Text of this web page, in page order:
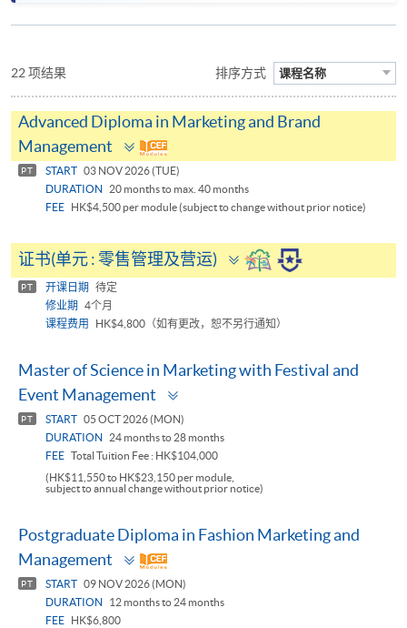
22 项结果 排序方式 课程名称
Advanced Diploma in Marketing and Brand
Management
Toggle
panel
PT START 03 NOV 2026 (TUE)
DURATION
20 months to max. 40 months
FEE
HK$4,500 per module (subject to change without prior notice)
证书(单元 : 零售管理及营运)
Toggle
panel
PT 开课日期
待定
修业期
4个月
课程费用
HK$4,800（如有更改，恕不另行通知）
Master of Science in Marketing with Festival and
Event Management
PT START 05 OCT 2026 (MON)
DURATION
24 months to 28 months
FEE Total Tuition Fee : HK$104,000
(HK$11,550 to HK$23,150 per module,
subject to annual change without prior notice)
Postgraduate Diploma in Fashion Marketing and
Management
Toggle
panel
PT START 09 NOV 2026 (MON)
DURATION
12 months to 24 months
FEE
HK$6,800